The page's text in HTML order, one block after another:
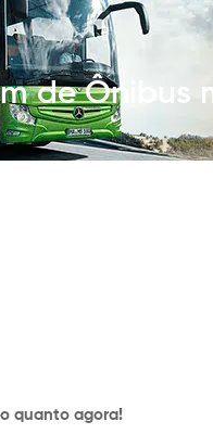
de Ônibus
quanto agora!